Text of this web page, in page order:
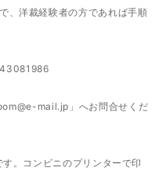
、洋裁経験者の方であれば手順
mail.jp 」へお問合せくだ
。コンビニのプリンターで印